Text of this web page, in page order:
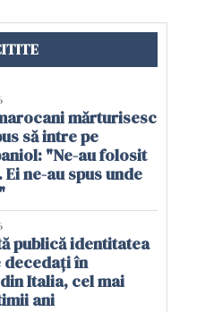
mărturisesc
să intre pe
"Ne-au folosit
ne-au spus unde
publică identitatea
decedați în
Italia, cel mai
ani